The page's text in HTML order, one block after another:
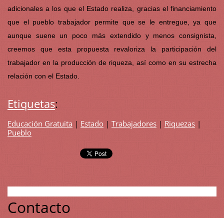
adicionales a los que el Estado realiza, gracias el financiamiento
que el pueblo trabajador permite que se le entregue, ya que
aunque suene un poco más extendido y menos consignista,
creemos que esta propuesta revaloriza la participación del
trabajador en la producción de riqueza, así como en su estrecha
relación con el Estado.
Etiquetas:
Educación Gratuita | Estado | Trabajadores | Riquezas |
Pueblo
Contacto